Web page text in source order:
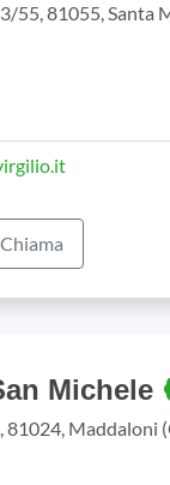
55, 81055, Santa
Chiama
Michele
81024, Maddaloni